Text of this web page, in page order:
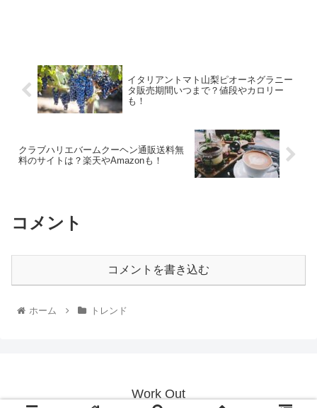
イタリアントマト山梨ピオーネグラニー
タ販売期間いつまで？値段やカロリー
も！
クラブハリエバームクーヘン通販送料無
料のサイトは？楽天やAmazonも！
コメント
コメントを書き込む
ホーム トレンド
Work Out